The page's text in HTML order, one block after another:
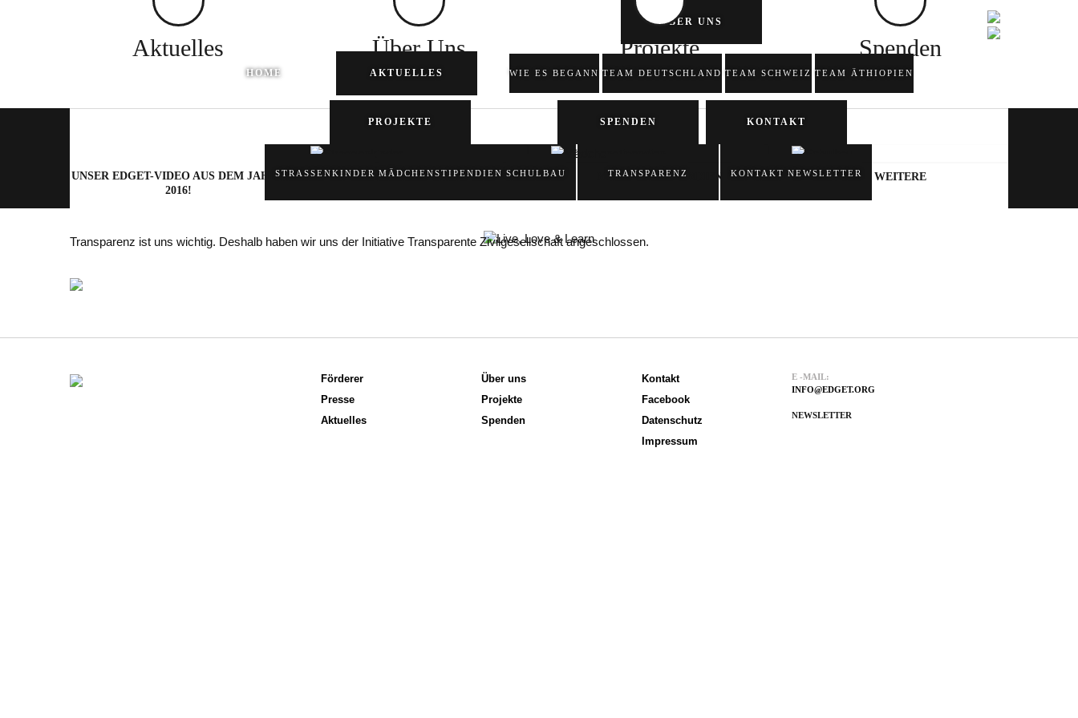
HOME AKTUELLES
ÜBER UNS
WIE ES BEGANN TEAM DEUTSCHLAND TEAM SCHWEIZ TEAM ÄTHIOPIEN
PROJEKTE
STRASSENKINDER MÄDCHENSTIPENDIEN SCHULBAU
SPENDEN
TRANSPARENZ
KONTAKT
KONTAKT NEWSLETTER
Aktuelles Über Uns Projekte Spenden
UNSER EDGET-VIDEO AUS DEM JAHRE
2016!
STRASSENKINDER MÄDCHENSTIPENDIEN WEITERE
Transparenz ist uns wichtig. Deshalb haben wir uns der Initiative Transparente Zivilgesellschaft angeschlossen.
Förderer
Presse
Aktuelles
Über uns
Projekte
Spenden
Kontakt
Facebook
Datenschutz
Impressum
E -MAIL:
INFO@EDGET.ORG
NEWSLETTER